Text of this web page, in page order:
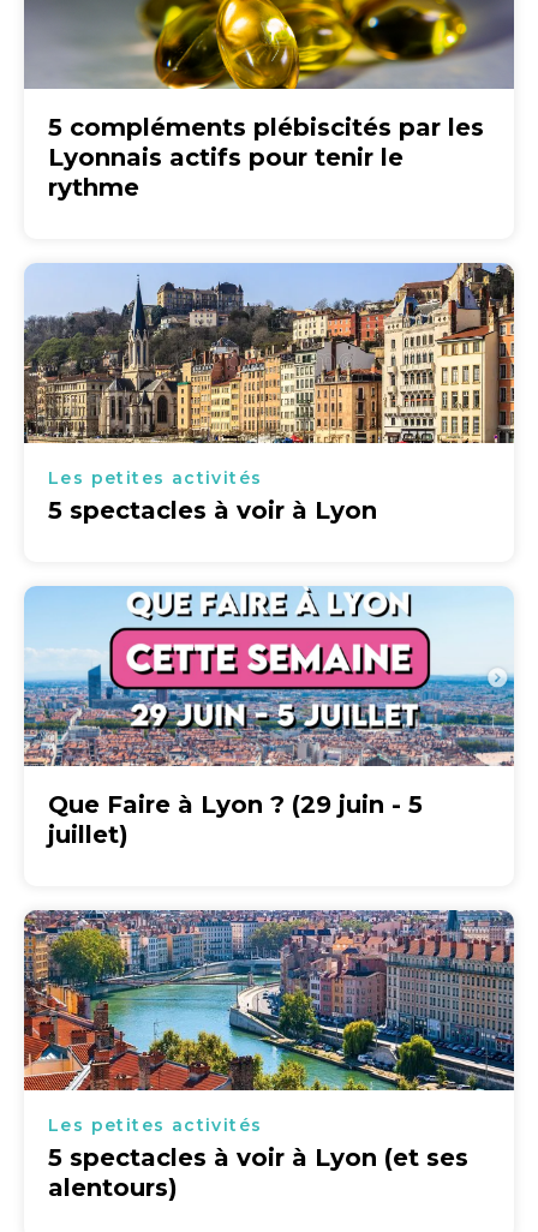
5 compléments plébiscités par les
Lyonnais actifs pour tenir le
rythme
Les petites activités
5 spectacles à voir à Lyon
Que Faire à Lyon ? (29 juin - 5
juillet)
Les petites activités
5 spectacles à voir à Lyon (et ses
alentours)